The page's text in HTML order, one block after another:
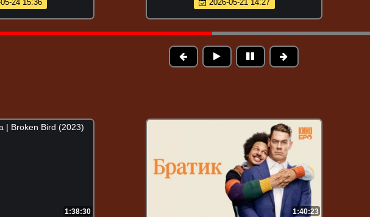
24 15:36 2026-05-21 14:27
1:38:30 1:40:23